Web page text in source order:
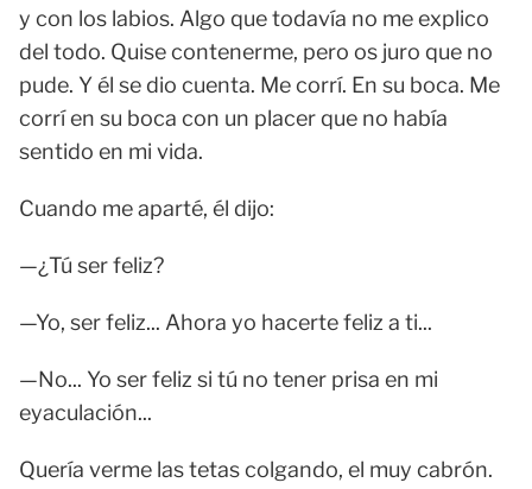
y con los labios. Algo que todavía no me explico
del todo. Quise contenerme, pero os juro que no
pude. Y él se dio cuenta. Me corrí. En su boca. Me
corrí en su boca con un placer que no había
sentido en mi vida.
Cuando me aparté, él dijo:
—¿Tú ser feliz?
—Yo, ser feliz... Ahora yo hacerte feliz a ti...
—No... Yo ser feliz si tú no tener prisa en mi
eyaculación...
Quería verme las tetas colgando, el muy cabrón.